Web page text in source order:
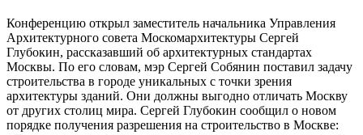
Конференцию открыл заместитель начальника Управления
Архитектурного совета Москомархитектуры Сергей
Глубокин, рассказавший об архитектурных стандартах
Москвы. По его словам, мэр Сергей Собянин поставил задачу
строительства в городе уникальных с точки зрения
архитектуры зданий. Они должны выгодно отличать Москву
от других столиц мира. Сергей Глубокин сообщил о новом
порядке получения разрешения на строительство в Москве: